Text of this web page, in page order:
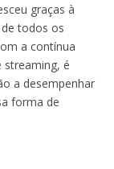
graças à
todos os
a contínua
streaming, é
a desempenhar
forma de